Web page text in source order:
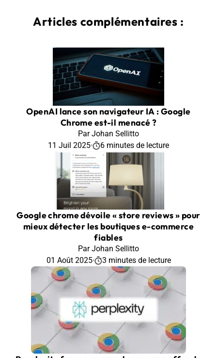
Articles complémentaires :
OpenAI lance son navigateur IA : Google
Chrome est-il menacé ?
Par Johan Sellitto
11 Juil 2025· 6 minutes de lecture
Google chrome dévoile « store reviews » pour
mieux détecter les boutiques e-commerce
fiables
Par Johan Sellitto
01 Août 2025· 3 minutes de lecture